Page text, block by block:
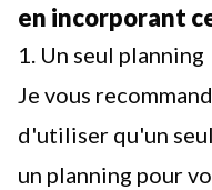
en incorporant
1. Un seul planning
Je vous
d'utiliser qu'un
un planning pour